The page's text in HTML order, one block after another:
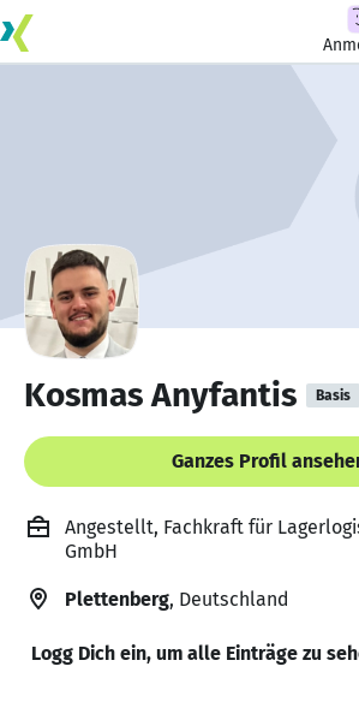
Kosmas Anyfantis Basis
Ganzes Profil
Angestellt, Fachkraft für
GmbH
Plettenberg, Deutschland
Logg Dich ein, um alle Einträge zu